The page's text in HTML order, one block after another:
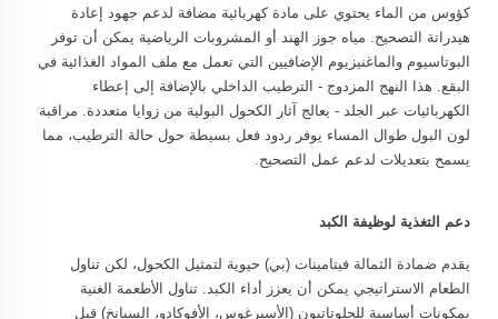
كؤوس من الماء يحتوي على مادة كهربائية مضافة لدعم جهود إعادة
هيدراتة التصحيح. مياه جوز الهند أو المشروبات الرياضية يمكن أن توفر
البوتاسيوم والماغنيزيوم الإضافيين التي تعمل مع ملف المواد الغذائية في
البقع. هذا النهج المزدوج - الترطيب الداخلي بالإضافة إلى إعطاء
الكهربائيات عبر الجلد - يعالج آثار الكحول البولية من زوايا متعددة. مراقبة
لون البول طوال المساء يوفر ردود فعل بسيطة حول حالة الترطيب، مما
يسمح بتعديلات لدعم عمل التصحيح.
دعم التغذية لوظيفة الكبد
يقدم ضمادة الثمالة فيتامينات (بي) حيوية لتمثيل الكحول، لكن تناول
الطعام الاستراتيجي يمكن أن يعزز أداء الكبد. تناول الأطعمة الغنية
بمكونات أساسية للجلوتاتيون (الأسبرغوس، الأفوكادو، السبانخ) قبل